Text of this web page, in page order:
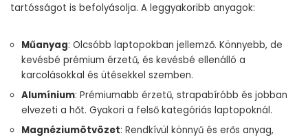
tartósságot is befolyásolja. A leggyakoribb anyagok:
Műanyag: Olcsóbb laptopokban jellemző. Könnyebb, de
kevésbé prémium érzetű, és kevésbé ellenálló a
karcolásokkal és ütésekkel szemben.
Alumínium: Prémiumabb érzetű, strapabíróbb és jobban
elvezeti a hőt. Gyakori a felső kategóriás laptopoknál.
Magnéziumötvözet: Rendkívül könnyű és erős anyag,